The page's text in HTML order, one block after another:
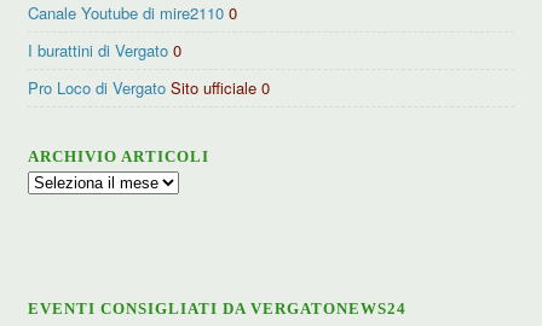
Canale Youtube di mire2110 0
I burattini di Vergato 0
Pro Loco di Vergato Sito ufficiale 0
ARCHIVIO ARTICOLI
Archivio
EVENTI CONSIGLIATI DA VERGATONEWS24